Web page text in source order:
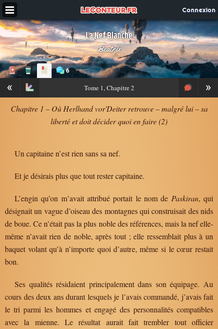
Connexion
La Nef Blanche
Beatrix
6
« »
Tome1, Chapitre 2
Chapitre 1 – Où Herlhand vor'Deiter retrouve – malgré lui – sa
liberté et doit décider quoi en faire (2)
Un capitaine n’est rien sans sa nef.
Et je désirais plus que tout rester capitaine.
L’engin qu’on m’avait attribué portait le nom de Paskiran, qui
désignait un vague d’oiseau des montagnes qui construisait des nids
de boue. Ce n’était pas la plus noble des références, mais la nef elle-
même n’avait rien de noble, après tout ; elle ressemblait plus à un
baquet volant qu’à n’importe quoi d’autre, même si le cœur restait
bon.
Ses qualités résidaient principalement dans son équipage. Au
cours des deux ans durant lesquels je l’avais commandé, j’avais fait
le tri parmi les hommes et engagé des personnalités compatibles
avec la mienne. Le résultat aurait fait trembler tout officier